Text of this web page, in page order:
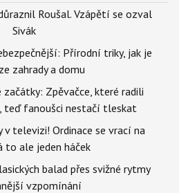
Roušal. Vzápětí se ozval
Sivák
Přírodní triky, jak je
zahrady a domu
začátky: Zpěvačce, které radili
teď fanoušci nestačí tleskat
televizi! Ordinace se vrací na
to ale jeden háček
balad přes svižné rytmy
vzpomínání